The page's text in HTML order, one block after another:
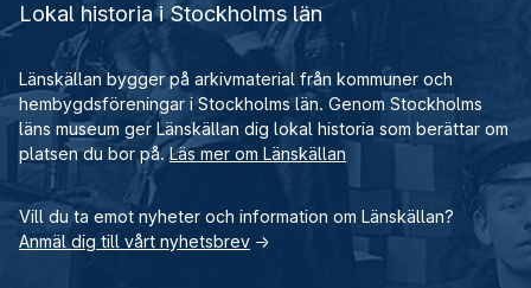
Lokal historia i Stockholms län
Länskällan bygger på arkivmaterial från kommuner och
hembygdsföreningar i Stockholms län. Genom Stockholms
läns museum ger Länskällan dig lokal historia som berättar om
platsen du bor på.Läs mer om Länskällan
Vill du ta emot nyheter och information om Länskällan?
Anmäl dig till vårt nyhetsbrev →